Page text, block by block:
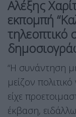
Αλέξης
εκπομπή
τηλεοπτικό
“H συνάντηση
μείζον
είχε
έκβαση,